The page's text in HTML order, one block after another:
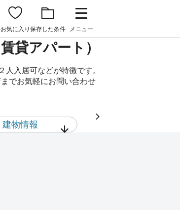
お気に入り 保存した条件 メニュー
貸アパート）
入居可などが特徴です。
でお気軽にお問い合わせ
建物情報